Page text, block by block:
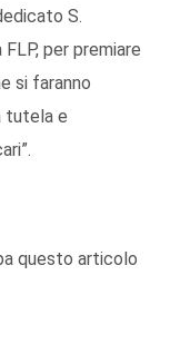
S.
per premiare
si faranno
tutela e
questo articolo